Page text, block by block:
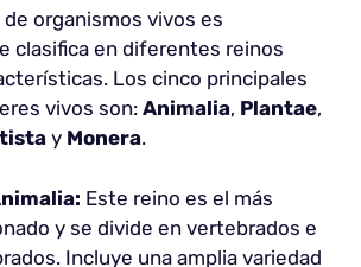
de organismos vivos es
clasifica en diferentes reinos
Los cinco principales
vivos son:Animalia, Plantae,
y Monera.
Este reino es el más
y se divide en vertebrados e
Incluye una amplia variedad